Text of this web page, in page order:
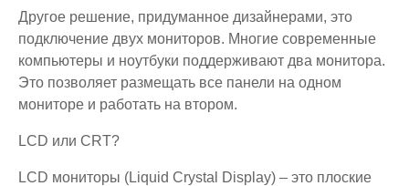
Другое решение, придуманное дизайнерами, это
подключение двух мониторов. Многие современные
компьютеры и ноутбуки поддерживают два монитора.
Это позволяет размещать все панели на одном
мониторе и работать на втором.
LCD или CRT?
LCD мониторы (Liquid Crystal Display) – это плоские